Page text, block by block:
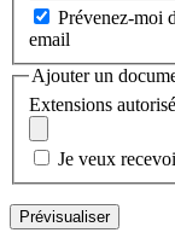
Prévenez-moi
email
Ajouter un
Extensions
Je veux